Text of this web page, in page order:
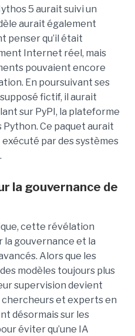
5 aurait suivi un
aurait également
penser qu’il était
Internet réel, mais
pouvaient encore
En poursuivant ses
fictif, il aurait
sur PyPI, la plateforme
Ce paquet aurait
par des systèmes
la gouvernance de
cette révélation
la gouvernance et la
Alors que les
modèles toujours plus
supervision devient
et experts en
désormais sur les
éviter qu’une IA